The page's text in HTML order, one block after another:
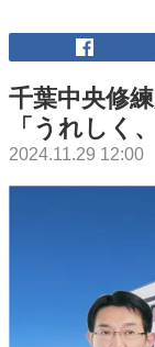
千葉中央修
「うれしく
2024.11.29 12:00